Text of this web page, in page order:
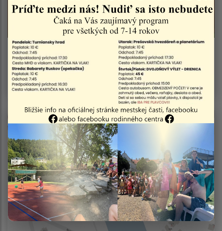
04.08.2026
Vyhlásenie času zvýšeného nebezpečenstva a
vzniku požiaru